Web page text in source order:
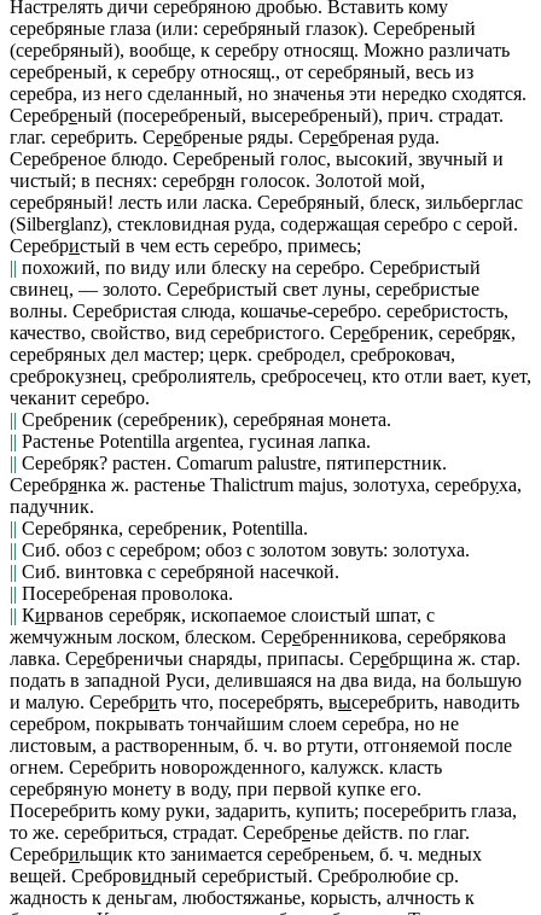
Настрелять дичи серебряною дробью. Вставить кому
серебряные глаза (или: серебряный глазок). Серебреный
(серебряный), вообще, к серебру относящ. Можно различать
серебреный, к серебру относящ., от серебряный, весь из
серебра, из него сделанный, но значенья эти нередко сходятся.
Серебреный (посеребреный, высеребреный), прич. страдат.
глаг. серебрить. Серебреные ряды. Серебреная руда.
Серебреное блюдо. Серебреный голос, высокий, звучный и
чистый; в песнях: серебрян голосок. Золотой мой,
серебряный! лесть или ласка. Серебряный, блеск, зильберглас
(Silberglanz), стекловидная руда, содержащая серебро с серой.
Серебристый в чем есть серебро, примесь;
|| похожий, по виду или блеску на серебро. Серебристый
свинец, — золото. Серебристый свет луны, серебристые
волны. Серебристая слюда, кошачье-серебро. серебристость,
качество, свойство, вид серебристого. Серебреник, серебряк,
серебряных дел мастер; церк. сребродел, среброковач,
среброкузнец, сребролиятель, сребросечец, кто отли вает, кует,
чеканит серебро.
|| Сребреник (серебреник), серебряная монета.
|| Растенье Potentilla argentea, гусиная лапка.
|| Серебряк? растен. Comarum palustre, пятиперстник.
Серебрянка ж. растенье Thalictrum majus, золотуха, серебруха,
падучник.
|| Серебрянка, серебреник, Potentilla.
|| Сиб. обоз с серебром; обоз с золотом зовуть: золотуха.
|| Сиб. винтовка с серебряной насечкой.
|| Посеребреная проволока.
|| Кирванов серебряк, ископаемое слоистый шпат, с
жемчужным лоском, блеском. Серебренникова, серебрякова
лавка. Серебреничьи снаряды, припасы. Серебрщина ж. стар.
подать в западной Руси, делившаяся на два вида, на большую
и малую. Серебрить что, посеребрять, высеребрить, наводить
серебром, покрывать тончайшим слоем серебра, но не
листовым, а растворенным, б. ч. во ртути, отгоняемой после
огнем. Серебрить новорожденного, калужск. класть
серебряную монету в воду, при первой купке его.
Посеребрить кому руки, задарить, купить; посеребрить глаза,
то же. серебриться, страдат. Серебренье действ. по глаг.
Серебрильщик кто занимается серебреньем, б. ч. медных
вещей. Сребровидный серебристый. Сребролюбие ср.
жадность к деньгам, любостяжанье, корысть, алчность к